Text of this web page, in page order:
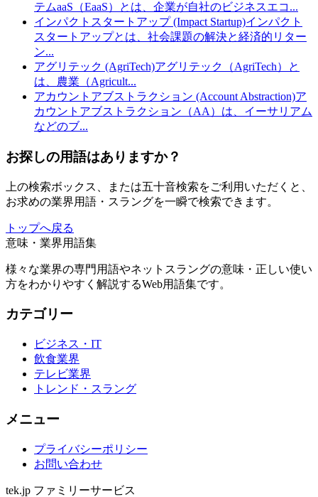
テムaaS（EaaS）とは、企業が自社のビジネスエコ ...
インパクトスタートアップ (Impact Startup)インパクト
スタートアップとは、社会課題の解決と経済的リター
ン...
アグリテック (AgriTech)アグリテック（AgriTech）と
は、農業（Agricult...
アカウントアブストラクション (Account Abstraction)ア
カウントアブストラクション（AA）は、イーサリアム
などのブ...
お探しの用語はありますか？
上の検索ボックス、または五十音検索をご利用いただくと、
お求めの業界用語・スラングを一瞬で検索できます。
トップへ戻る
意味・業界用語集
様々な業界の専門用語やネットスラングの意味・正しい使い
方をわかりやすく解説するWeb用語集です。
カテゴリー
ビジネス・IT
飲食業界
テレビ業界
トレンド・スラング
メニュー
プライバシーポリシー
お問い合わせ
tek.jp ファミリーサービス